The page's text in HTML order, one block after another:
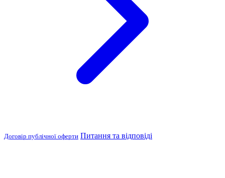
Договір публічної оферти Питання та відповіді